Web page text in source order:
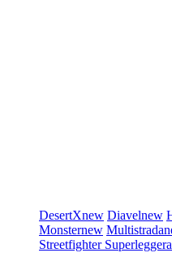
DesertXnew Diavelnew
Monsternew Multistrada
Streetfighter Superleggera